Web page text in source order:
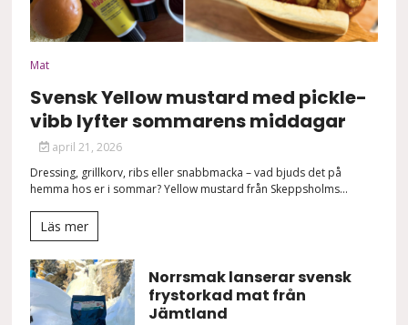
Mat
Svensk Yellow mustard med pickle-
vibb lyfter sommarens middagar
april 21, 2026
Dressing, grillkorv, ribs eller snabbmacka – vad bjuds det på
hemma hos er i sommar? Yellow mustard från Skeppsholms...
Läs mer
Norrsmak lanserar svensk
frystorkad mat från
Jämtland